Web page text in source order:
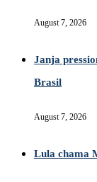
August 7, 2026
Janja
Brasil
August 7, 2026
Lula chama